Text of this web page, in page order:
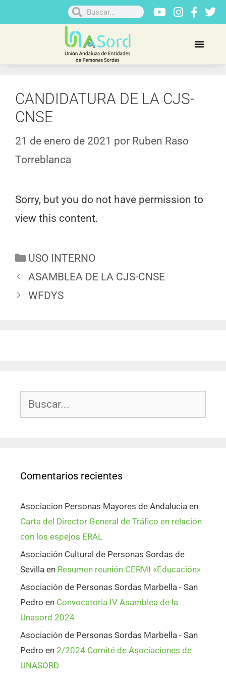
CANDIDATURA DE LA CJS-
CNSE
21 de enero de 2021 por Ruben Raso
Torreblanca
Sorry, but you do not have permission to
view this content.
USO INTERNO
ASAMBLEA DE LA CJS-CNSE
WFDYS
Comentarios recientes
Asociacion Personas Mayores de Andalucia en
Carta del Director General de Tráfico en relación
con los espejos ERAL
Asociación Cultural de Personas Sordas de
Sevilla en Resumen reunión CERMI «Educación»
Asociación de Personas Sordas Marbella - San
Pedro en Convocatoria IV Asamblea de la
Unasord 2024
Asociación de Personas Sordas Marbella - San
Pedro en 2/2024 Comité de Asociaciones de
UNASORD